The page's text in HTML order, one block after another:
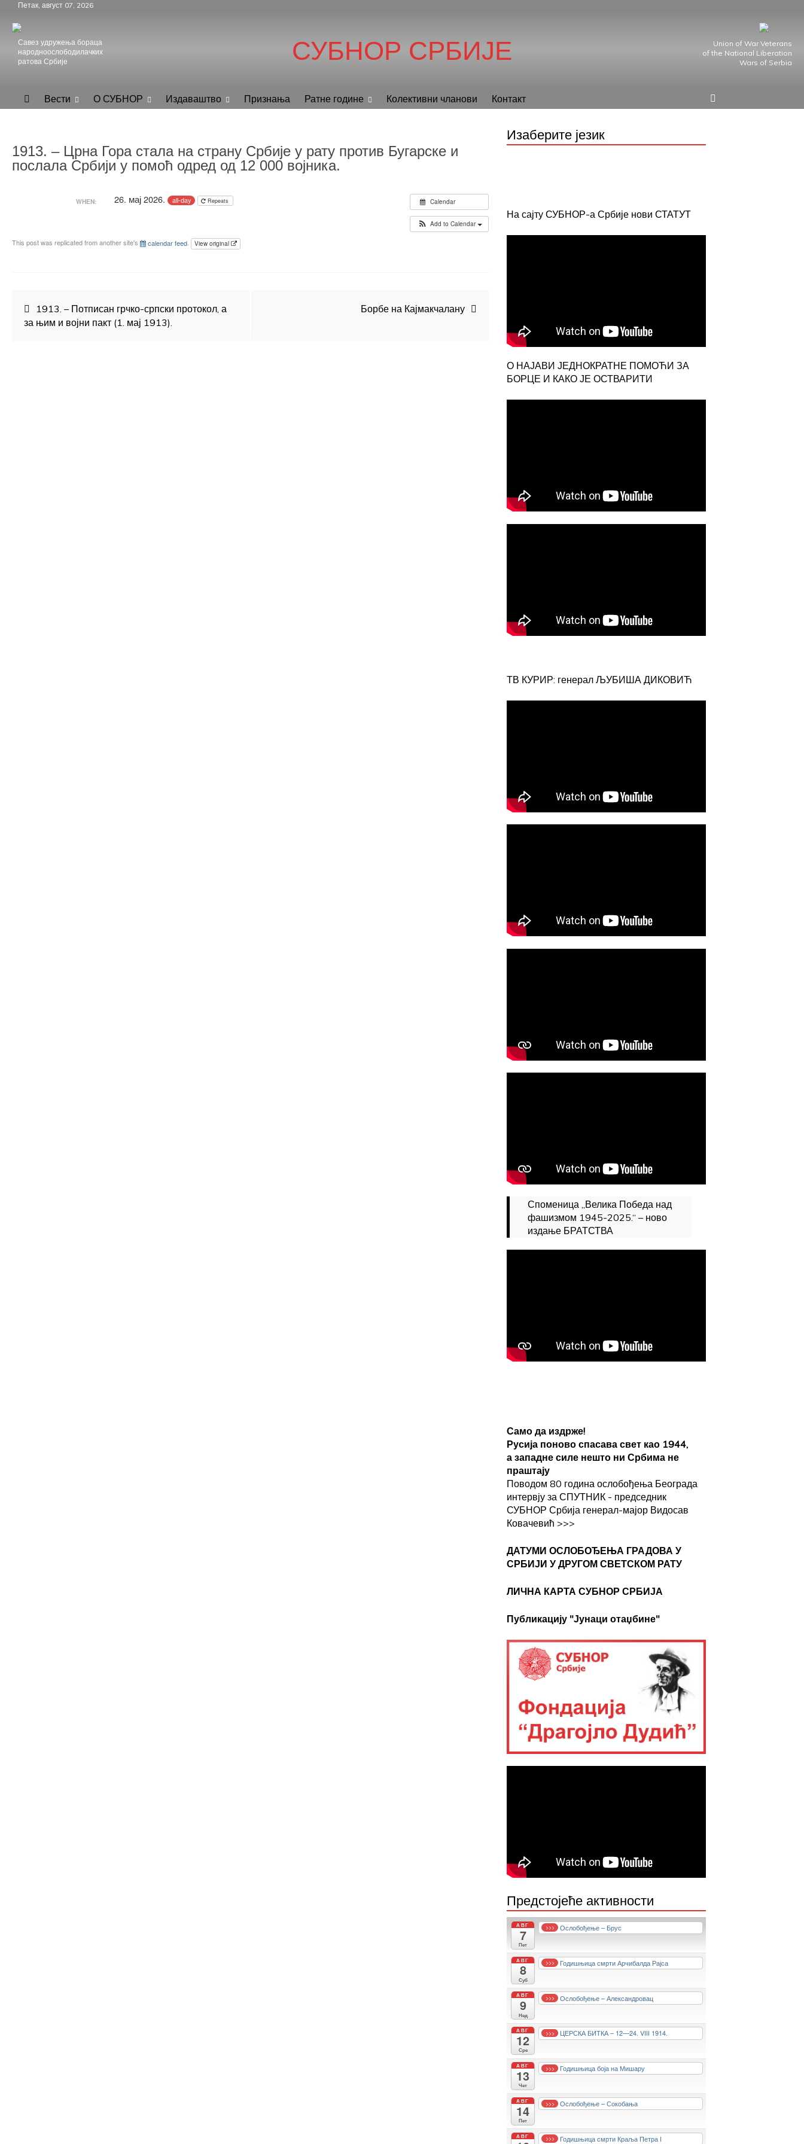
content
Петак, август 07, 2026
Савез удружења бораца
народноослободилачких
ратова Србије
СУБНОР СРБИЈЕ
Union of War Veterans
of the National Liberation
Wars of Serbia
СУБНОР Србијe
Вести О СУБНОР Издаваштво Признања Ратне године Колективни чланови Контакт
1913. – Црна Гора стала на страну Србије у рату против Бугарске и
послала Србији у помоћ одред од 12 000 војника.
Calendar
Add to Calendar
WHEN: 26. мај 2026. all-day Repeats
This post was replicated from another site's calendar feed. View original
Кретање
чланка
1913. – Потписан грчко-српски протокол, а
за њим и војни пакт (1. мај 1913).
Борбе на Кајмакчалану
Изаберите језик
На сајту СУБНОР-а Србије нови СТАТУТ
О НАЈАВИ ЈЕДНОКРАТНЕ ПОМОЋИ ЗА
БОРЦЕ И КАКО ЈЕ ОСТВАРИТИ
ТВ КУРИР: генерал ЉУБИША ДИКОВИЋ
Споменица „Велика Победа над
фашизмом 1945-2025.“ – ново
издање БРАТСТВА
Само да издрже!
Русија поново спасава свет као 1944,
а западне силе нешто ни Србима не
праштају
Поводом 80 година ослобођења Београда
интервју за СПУТНИК - председник
СУБНОР Србија генерал-мајор Видосав
Ковачевић >>>
ДАТУМИ ОСЛОБОЂЕЊА ГРАДОВА У
СРБИЈИ У ДРУГОМ СВЕТСКОМ РАТУ
ЛИЧНА КАРТА СУБНОР СРБИЈА
Публикацију "Јунаци отаџбине"
Предстојеће активности
АВГ
7
Пет
>>> Ослобођење – Брус
АВГ
8
Суб
>>> Годишњица смрти Арчибалда Рајса
АВГ
9
Нед
>>> Ослобођење – Александровац
АВГ
12
Сре
>>> ЦЕРСКА БИТКА – 12—24. VIII 1914.
АВГ
13
Чет
>>> Годишњица боја на Мишару
АВГ
14
Пет
>>> Ослобођење – Сокобања
АВГ >>> Годишњица смрти Краља Петра I